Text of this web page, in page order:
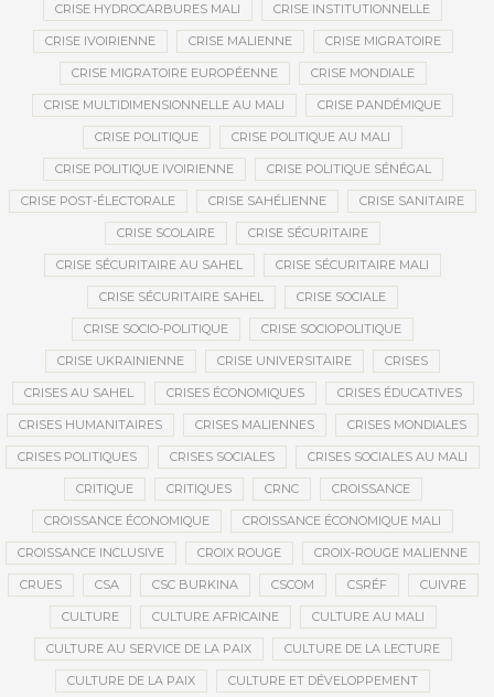
CRISE HYDROCARBURES MALI CRISE INSTITUTIONNELLE
CRISE IVOIRIENNE CRISE MALIENNE CRISE MIGRATOIRE
CRISE MIGRATOIRE EUROPÉENNE CRISE MONDIALE
CRISE MULTIDIMENSIONNELLE AU MALI CRISE PANDÉMIQUE
CRISE POLITIQUE CRISE POLITIQUE AU MALI
CRISE POLITIQUE IVOIRIENNE CRISE POLITIQUE SÉNÉGAL
CRISE POST-ÉLECTORALE CRISE SAHÉLIENNE CRISE SANITAIRE
CRISE SCOLAIRE CRISE SÉCURITAIRE
CRISE SÉCURITAIRE AU SAHEL CRISE SÉCURITAIRE MALI
CRISE SÉCURITAIRE SAHEL CRISE SOCIALE
CRISE SOCIO-POLITIQUE CRISE SOCIOPOLITIQUE
CRISE UKRAINIENNE CRISE UNIVERSITAIRE CRISES
CRISES AU SAHEL CRISES ÉCONOMIQUES CRISES ÉDUCATIVES
CRISES HUMANITAIRES CRISES MALIENNES CRISES MONDIALES
CRISES POLITIQUES CRISES SOCIALES CRISES SOCIALES AU MALI
CRITIQUE CRITIQUES CRNC CROISSANCE
CROISSANCE ÉCONOMIQUE CROISSANCE ÉCONOMIQUE MALI
CROISSANCE INCLUSIVE CROIX ROUGE CROIX-ROUGE MALIENNE
CRUES CSA CSC BURKINA CSCOM CSRÉF CUIVRE
CULTURE CULTURE AFRICAINE CULTURE AU MALI
CULTURE AU SERVICE DE LA PAIX CULTURE DE LA LECTURE
CULTURE DE LA PAIX CULTURE ET DÉVELOPPEMENT